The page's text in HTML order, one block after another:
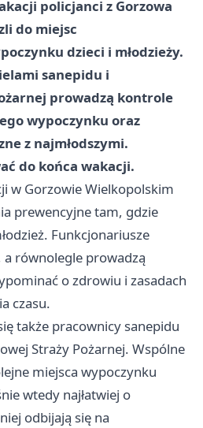
policjanci z Gorzowa
do miejsc
dzieci i młodzieży.
sanepidu i
prowadzą kontrole
wypoczynku oraz
z najmłodszymi.
do końca wakacji.
w Gorzowie Wielkopolskim
prewencyjne tam, gdzie
Funkcjonariusze
a równolegle prowadzą
o zdrowiu i zasadach
czasu.
także pracownicy sanepidu
Straży Pożarnej. Wspólne
miejsca wypoczynku
wtedy najłatwiej o
odbijają się na